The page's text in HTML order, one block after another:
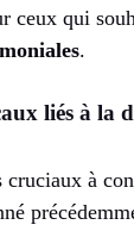
ceux qui
.
liés à la
cruciaux à